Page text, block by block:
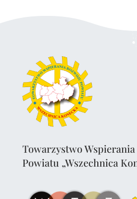
Towarzystwo
Powiatu „Wszechnica